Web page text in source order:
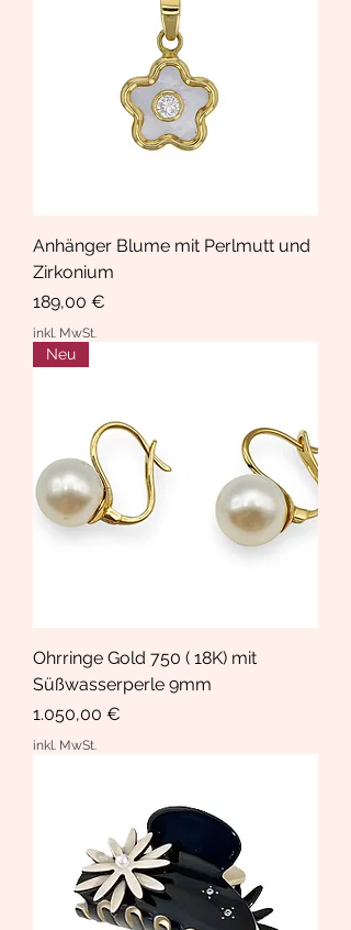
Anhänger Blume mit Perlmutt und
Zirkonium
Preis
189,00 €
inkl. MwSt.
Neu
Ohrringe Gold 750 ( 18K) mit
Süßwasserperle 9mm
Preis
1.050,00 €
inkl. MwSt.